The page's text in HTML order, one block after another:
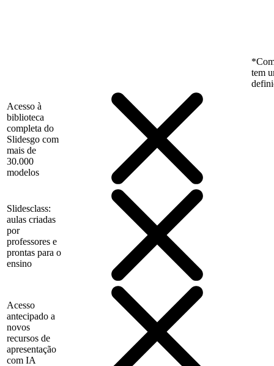
tem
Acesso à
biblioteca
completa do
Slidesgo com
mais de
30.000
modelos
Slidesclass:
aulas criadas
por
professores e
prontas para o
ensino
Acesso
antecipado a
novos
recursos de
apresentação
com IA